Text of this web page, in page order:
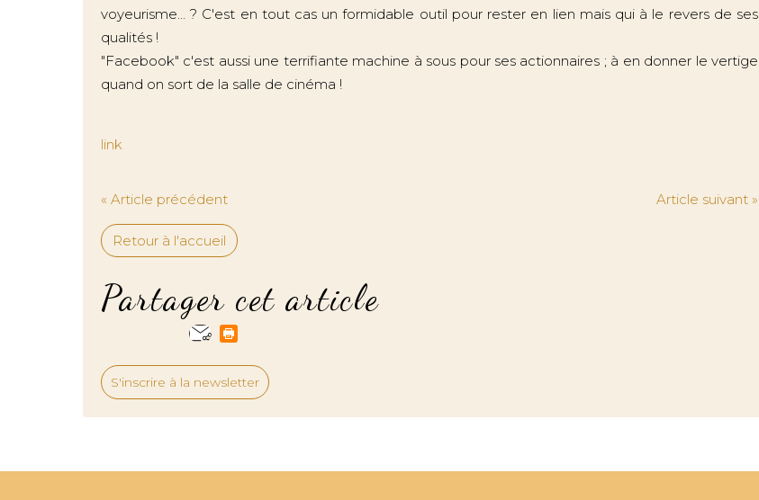
voyeurisme... ? C'est en tout cas un formidable outil pour rester en lien mais qui à le revers de ses
qualités !
"Facebook" c'est aussi une terrifiante machine à sous pour ses actionnaires ; à en donner le vertige
quand on sort de la salle de cinéma !
link
« Article précédent Article suivant »
Retour à l'accueil
Partager cet article
S'inscrire à la newsletter